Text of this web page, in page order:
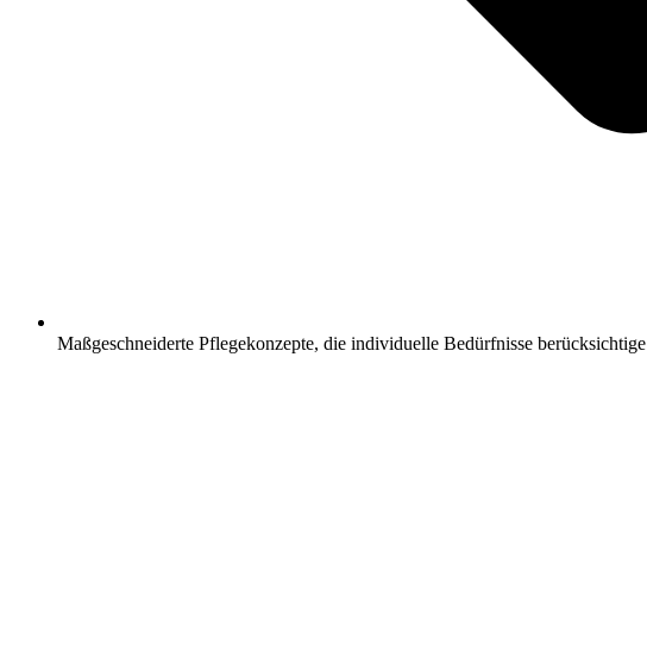
Maßgeschneiderte Pflegekonzepte, die individuelle Bedürfnisse berücksichtige